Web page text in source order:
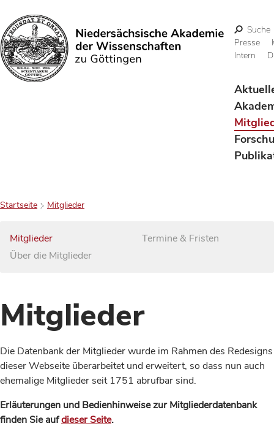
Suchen
Suche
Presse
Intern
Startseite Mitglieder
Mitglieder
Über die Mitglieder
Termine & Fristen
Mitglieder
Die Datenbank der Mitglieder wurde im Rahmen des Redesigns
dieser Webseite überarbeitet und erweitert, so dass nun auch
ehemalige Mitglieder seit 1751 abrufbar sind.
Erläuterungen und Bedienhinweise zur Mitgliederdatenbank
finden Sie aufdieser Seite.